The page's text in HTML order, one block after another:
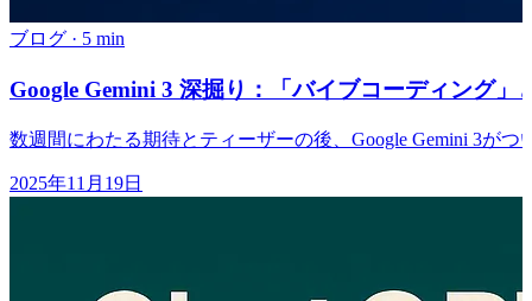
ブログ · 5 min
Google Gemini 3 深掘り：「バイブコーディング
数週間にわたる期待とティーザーの後、Google Gemini 3が
2025年11月19日